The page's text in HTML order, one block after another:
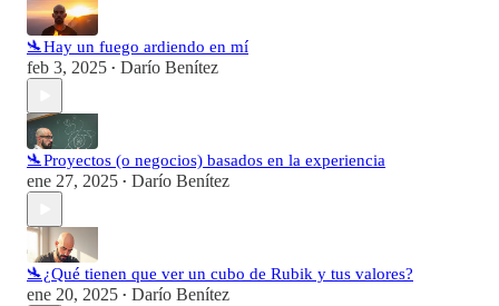
🛬Hay un fuego ardiendo en mí
feb 3, 2025 • Darío Benítez
🛬Proyectos (o negocios) basados en la experiencia
ene 27, 2025 • Darío Benítez
🛬¿Qué tienen que ver un cubo de Rubik y tus valores?
ene 20, 2025 • Darío Benítez